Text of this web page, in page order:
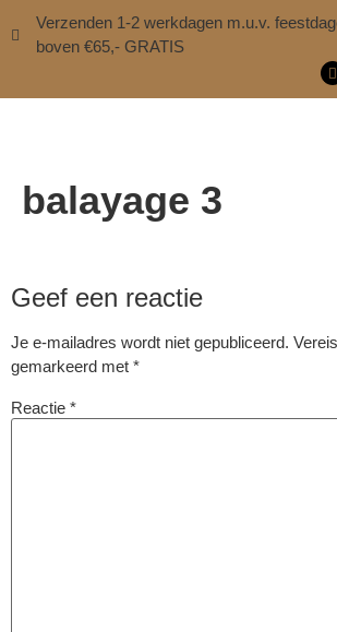
Verzenden 1-2 werkdagen m.u.v.
boven €65,- GRATIS
balayage 3
Geef een reactie
Je e-mailadres wordt niet gepubliceerd.
gemarkeerd met *
Reactie *